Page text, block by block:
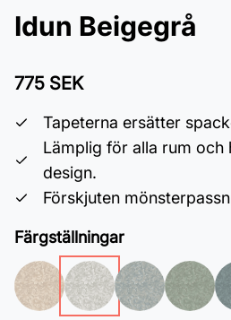
Idun Beigegrå
775 SEK
Tapeterna ersätter
Lämplig för alla rum och
design.
Förskjuten
Färgställningar